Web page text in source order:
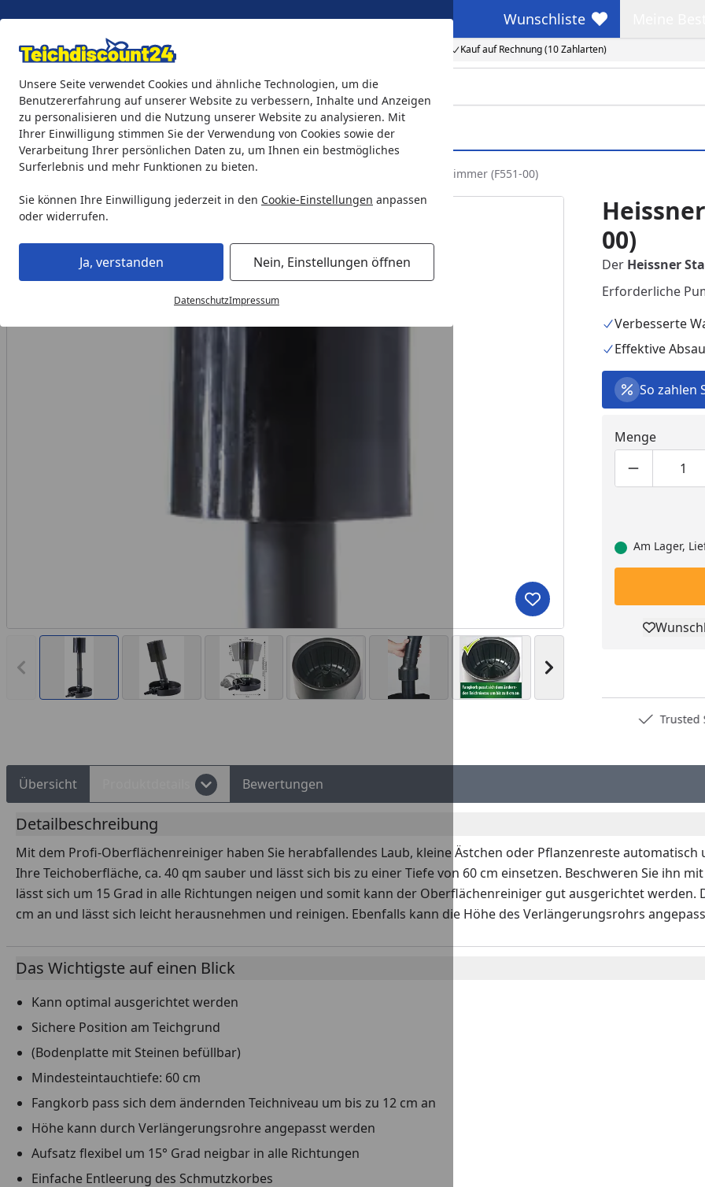
Unsere Seite verwendet Cookies und ähnliche Technologien, um die
Benutzererfahrung auf unserer Website zu verbessern, Inhalte und Anzeigen
zu personalisieren und die Nutzung unserer Website zu analysieren. Mit
Ihrer Einwilligung stimmen Sie der Verwendung von Cookies sowie der
Verarbeitung Ihrer persönlichen Daten zu, um Ihnen ein bestmögliches
Surferlebnis und mehr Funktionen zu bieten.
Sie können Ihre Einwilligung jederzeit in den Cookie-Einstellungen anpassen
oder widerrufen.
Ja, verstanden Nein, Einstellungen öffnen
DatenschutzImpressum
Eigene Montage-Teams Kauf auf Rechnung (10 Zahlarten)
Wunschliste
Wunschliste
Teichprodukte Aquaristik Söll Teichpflege & Fischfutter
Teichprodukte Teichfilter & Teichbelüfter Heissner Stand-Skimmer (F551-00)
Vorheriges Bild anzeigen Nächstes Bild anzeigen
Produkt zur Wunschliste
00)
DerHeissner
Erforderliche
Verbesserte
Effektive
So zahlen
Menge
Am Lager,
Trusted
Übersicht Bewertungen
Detailbeschreibung
Mit dem Profi-Oberflächenreiniger haben Sie herabfallendes Laub, kleine Ästchen oder Pflanzenreste
Ihre Teichoberfläche, ca. 40 qm sauber und lässt sich bis zu einer Tiefe von 60 cm einsetzen. Beschweren Sie ihn
lässt sich um 15 Grad in alle Richtungen neigen und somit kann der Oberflächenreiniger gut ausgerichtet werden.
cm an und lässt sich leicht herausnehmen und reinigen. Ebenfalls kann die Höhe des Verlängerungsrohrs
Das Wichtigste auf einen Blick
Kann optimal ausgerichtet werden
Sichere Position am Teichgrund
(Bodenplatte mit Steinen befüllbar)
Mindesteintauchtiefe: 60 cm
Fangkorb pass sich dem ändernden Teichniveau um bis zu 12 cm an
Höhe kann durch Verlängerungsrohre angepasst werden
Aufsatz flexibel um 15° Grad neigbar in alle Richtungen
Einfache Entleerung des Schmutzkorbes